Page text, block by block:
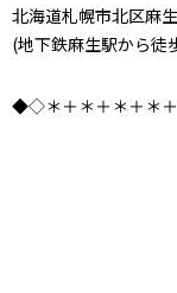
北海道札幌市北区麻
(地下鉄麻生駅から徒
◆◇＊＋＊＋＊＋＊